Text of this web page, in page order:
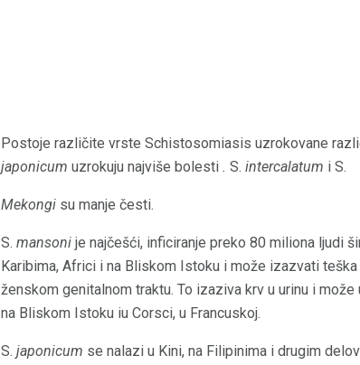
Postoje različite vrste Schistosomiasis uzrokovane
japonicum uzrokuju najviše bolesti . S. intercalatum i S.
Mekongi su manje česti.
S. mansoni je najčešći, inficiranje preko 80 miliona ljudi
Karibima, Africi i na Bliskom Istoku i može izazvati teška
ženskom genitalnom traktu. To izaziva krv u urinu i
na Bliskom Istoku iu Corsci, u Francuskoj.
S. japonicum se nalazi u Kini, na Filipinima i drugim